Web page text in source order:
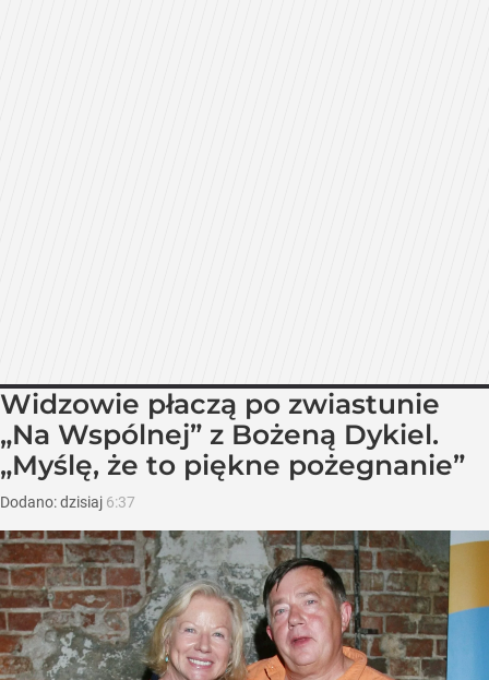
Widzowie płaczą po zwiastunie
„Na Wspólnej” z Bożeną Dykiel.
„Myślę, że to piękne pożegnanie”
Dodano:dzisiaj 6:37